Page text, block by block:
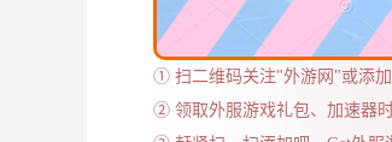
① 扫二维码关注"外游网"或添加
② 领取外服游戏礼包、加速器